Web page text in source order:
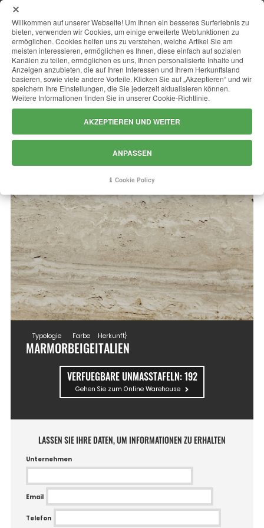
Typologie
MARMOR
Farbe
BEIGE
Herkunft}
ITALIEN
VERFUEGBARE UNMASSTAFELN:192
Gehen Sie zum Online Warehouse
LASSEN SIE IHRE DATEN, UM INFORMATIONEN ZU ERHALTEN
Unternehmen
Email
Telefon
Willkommen auf unserer Webseite! Um Ihnen ein besseres Surferlebnis zu
bieten, verwenden wir Cookies, um einige erweiterte Webfunktionen zu
ermöglichen. Cookies helfen uns zu verstehen, welche Artikel Sie am
meisten interessieren, ermöglichen es Ihnen, diese einfach auf sozialen
Kanälen zu teilen, ermöglichen es uns, Ihnen personalisierte Inhalte und
Anzeigen anzubieten, die auf Ihren Interessen und Ihrem Herkunftsland
basieren, sowie viele andere Vorteile. Klicken Sie auf „Akzeptieren“ und wir
speichern Ihre Einstellungen, die Sie jederzeit aktualisieren können.
Weitere Informationen finden Sie in unserer Cookie-Richtlinie.
AKZEPTIEREN UND WEITER
ANPASSEN
Cookie Policy